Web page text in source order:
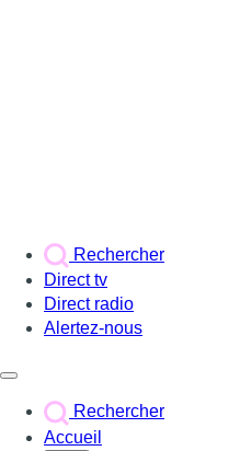
Rechercher
Direct tv
Direct radio
Alertez-nous
Rechercher
Accueil